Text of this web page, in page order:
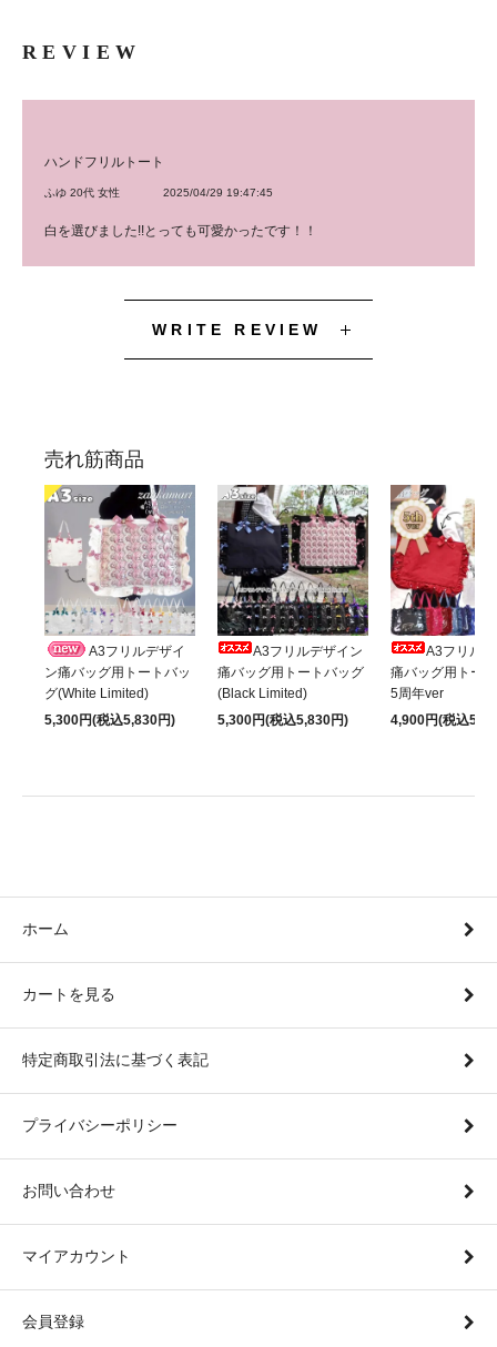
REVIEW
ハンドフリルトート
ふゆ 20代 女性 2025/04/29 19:47:45
白を選びました!!とっても可愛かったです！！
WRITE REVIEW
売れ筋商品
A3フリルデザイ
ン痛バッグ用トートバッ
グ(White Limited)
5,300円(税込5,830円)
A3フリルデザイン
痛バッグ用トートバッグ
(Black Limited)
5,300円(税込5,830円)
A3フリル
痛バッグ用トー
5周年ver
4,900円(税込
ホーム
カートを見る
特定商取引法に基づく表記
プライバシーポリシー
お問い合わせ
マイアカウント
会員登録